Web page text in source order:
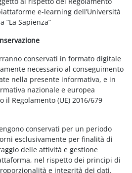
e-learning dell’Università
“La Sapienza”
conservati in formato digitale
necessario al conseguimento
nella presente informativa, e in
nazionale e europea
il Regolamento (UE) 2016/679
conservati per un periodo
esclusivamente per finalità di
delle attività e gestione
nel rispetto dei principi di
e integrità dei dati.